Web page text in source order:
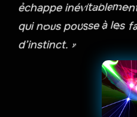
échappe
qui nous pousse à les
d’instinct. »